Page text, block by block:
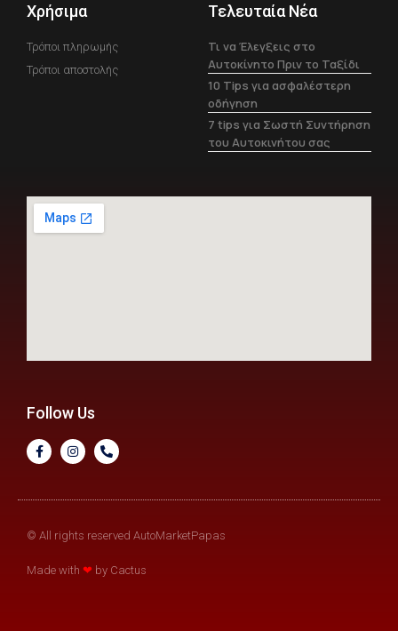
Χρήσιμα
Τρόποι πληρωμής
Τρόποι αποστολής
Τελευταία Νέα
Τι να Έλεγξεις στο
Αυτοκίνητο Πριν το Ταξίδι
10 Tips για ασφαλέστερη
οδήγηση
7 tips για Σωστή Συντήρηση
του Αυτοκινήτου σας
Follow Us
© All rights reserved AutoMarketPapas
Made with ❤ by Cactus​​